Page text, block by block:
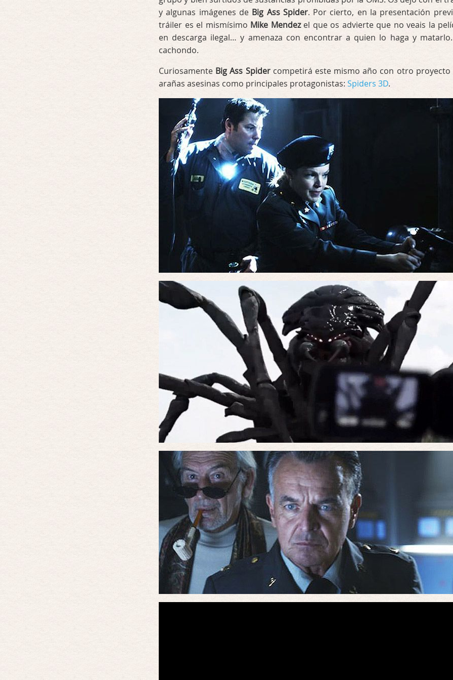
y algunas imágenes de Big Ass Spider. Por cierto, en la presentación
tráiler es el mismísimo Mike Mendezel que os advierte que no veais la
en descarga ilegal… y amenaza con encontrar a quien lo haga y
cachondo.
Curiosamente Big Ass Spidercompetirá este mismo año con otro proyecto
arañas asesinas como principales protagonistas: Spiders 3D.